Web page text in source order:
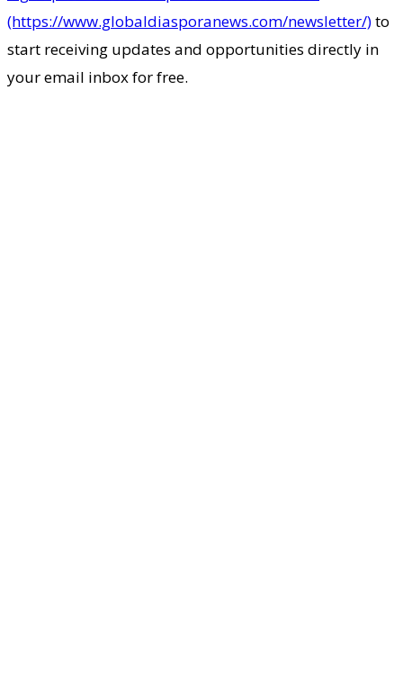
(https://www.globaldiasporanews.com/newsletter/)to
start receiving updates and opportunities directly in
your email inbox for free.